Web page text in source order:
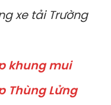
xe tải Trường
khung mui
Thùng Lửng